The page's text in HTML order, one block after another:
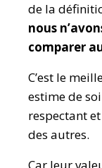
de la
nous
comparer
C’est le
estime de
respectant
des autres.